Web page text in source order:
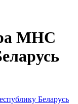
МНС
Беларусь